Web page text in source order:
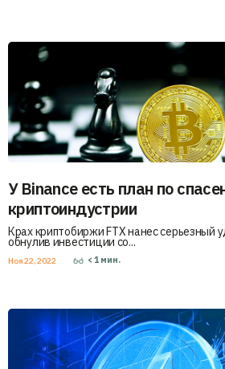
У Binance есть план по
криптоиндустрии
Крах криптобиржи FTX нанес серьезный
обнулив инвестиции со...
Ноя 22, 2022 < 1 мин.